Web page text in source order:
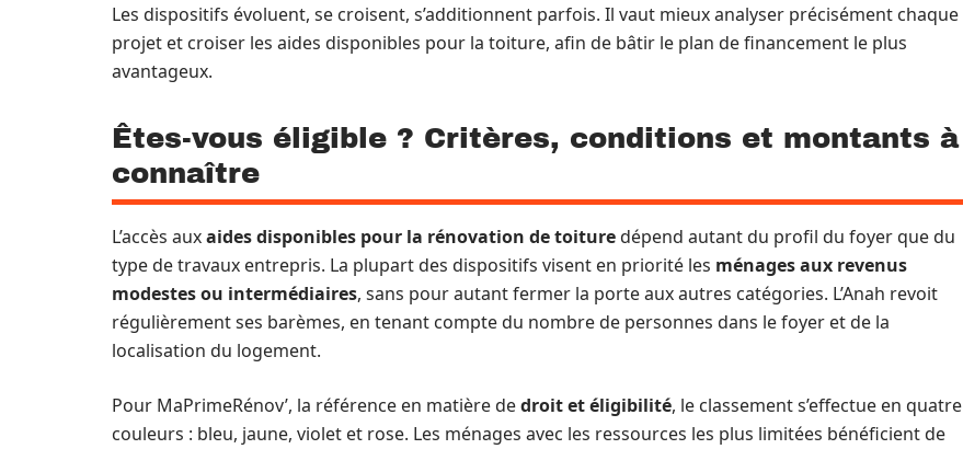
Les dispositifs évoluent, se croisent, s’additionnent parfois. Il vaut mieux analyser précisément chaque
projet et croiser les aides disponibles pour la toiture, afin de bâtir le plan de financement le plus
avantageux.
Êtes-vous éligible ? Critères, conditions et montants à
connaître
L’accès auxaides disponibles pour la rénovation de toituredépend autant du profil du foyer que du
type de travaux entrepris. La plupart des dispositifs visent en priorité les ménages aux revenus
modestes ou intermédiaires, sans pour autant fermer la porte aux autres catégories. L’Anah revoit
régulièrement ses barèmes, en tenant compte du nombre de personnes dans le foyer et de la
localisation du logement.
Pour MaPrimeRénov’, la référence en matière dedroit et éligibilité, le classement s’effectue en quatre
couleurs : bleu, jaune, violet et rose. Les ménages avec les ressources les plus limitées bénéficient de